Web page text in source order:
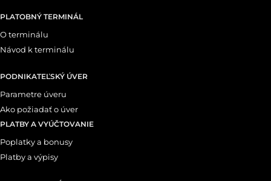
PLATOBNÝ TERMINÁL
O terminálu
Návod k terminálu
PODNIKATEĽSKÝ ÚVER
Parametre úveru
Ako požiadať o úver
PLATBY A VYÚČTOVANIE
Poplatky a bonusy
Platby a výpisy